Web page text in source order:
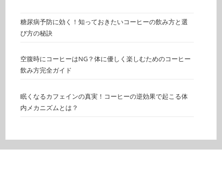
糖尿病予防に効く！知っておきたいコーヒーの飲み方と選
び方の秘訣
空腹時にコーヒーはNG？体に優しく楽しむためのコーヒー
飲み方完全ガイド
眠くなるカフェインの真実！コーヒーの逆効果で起こる体
内メカニズムとは？